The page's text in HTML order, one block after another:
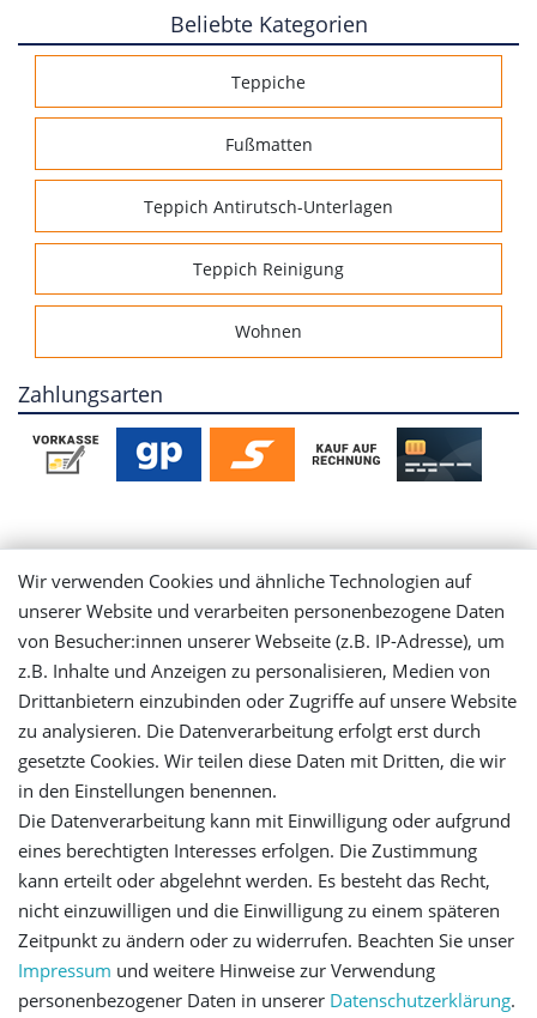
Beliebte Kategorien
Teppiche
Fußmatten
Teppich Antirutsch-Unterlagen
Teppich Reinigung
Wohnen
Zahlungsarten
Mein Konto
Login
Registrieren
Versandinformationen
Let's stay connected
Impressum Daten­schutz­erklärung AGB
Wir verwenden Cookies und ähnliche Technologien auf
unserer Website und verarbeiten personenbezogene Daten
von Besucher:innen unserer Webseite (z.B. IP-Adresse), um
z.B. Inhalte und Anzeigen zu personalisieren, Medien von
Drittanbietern einzubinden oder Zugriffe auf unsere Website
zu analysieren. Die Datenverarbeitung erfolgt erst durch
gesetzte Cookies. Wir teilen diese Daten mit Dritten, die wir
in den Einstellungen benennen.
Die Datenverarbeitung kann mit Einwilligung oder aufgrund
eines berechtigten Interesses erfolgen. Die Zustimmung
kann erteilt oder abgelehnt werden. Es besteht das Recht,
nicht einzuwilligen und die Einwilligung zu einem späteren
Zeitpunkt zu ändern oder zu widerrufen. Beachten Sie unser
Impressum und weitere Hinweise zur Verwendung
personenbezogener Daten in unserer Daten­schutz­erklärung.